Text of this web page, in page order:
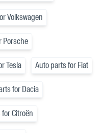
Volkswagen
Porsche
Tesla Auto parts for Fiat
for Dacia
Citroën